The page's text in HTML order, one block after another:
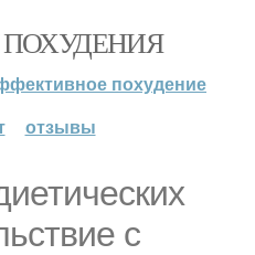
похудение
отзывы
с